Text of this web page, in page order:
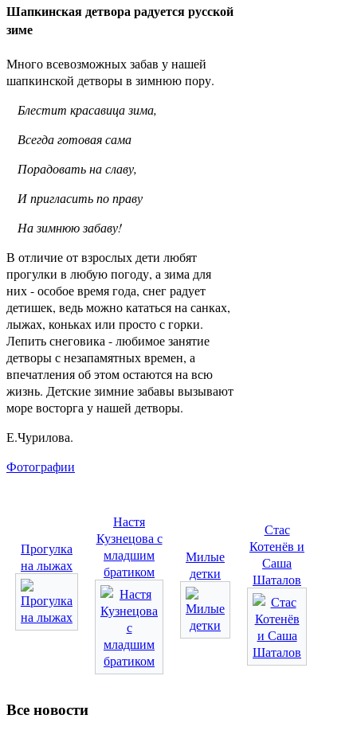
Шапкинская детвора радуется русской
зиме
Много всевозможных забав у нашей
шапкинской детворы в зимнюю пору.
Блестит красавица зима,
Всегда готовая сама
Порадовать на славу,
И пригласить по праву
На зимнюю забаву!
В отличие от взрослых дети любят
прогулки в любую погоду, а зима для
них - особое время года, снег радует
детишек, ведь можно кататься на санках,
лыжах, коньках или просто с горки.
Лепить снеговика - любимое занятие
детворы с незапамятных времен, а
впечатления об этом остаются на всю
жизнь. Детские зимние забавы вызывают
море восторга у нашей детворы.
Е.Чурилова.
Фотографии
Прогулка
на лыжах
Настя
Кузнецова с
младшим
братиком
Милые
детки
Стас
Котенёв и
Саша
Шаталов
Все новости